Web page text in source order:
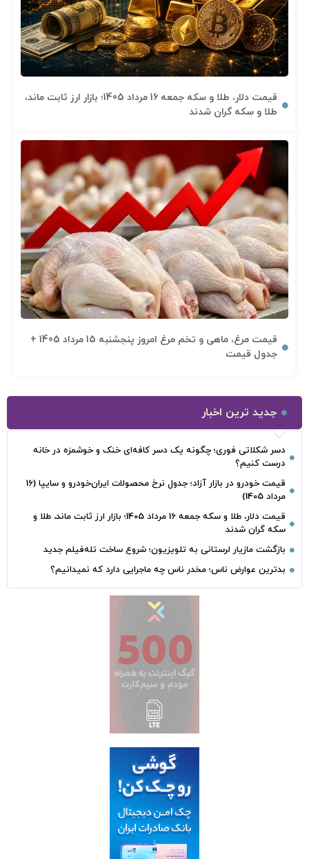
قیمت دلار، طلا و سکه جمعه 16 مرداد 1405؛ بازار ارز ثابت ماند،
طلا و سکه گران شدند
قیمت مرغ، ماهی و تخم مرغ امروز پنجشنبه 15 مرداد 1405 +
جدول قیمت
جدید ترین اخبار
دسر شکلاتی فوری؛ چگونه یک دسر کافه‌ای خنک و خوشمزه در خانه
درست کنیم؟
قیمت خودرو در بازار آزاد؛ جدول نرخ محصولات ایران‌خودرو و سایپا (16
مرداد 1405)
قیمت دلار، طلا و سکه جمعه 16 مرداد 1405؛ بازار ارز ثابت ماند، طلا و
سکه گران شدند
بازگشت مازیار لرستانی به تلویزیون؛ شروع ساخت تله‌فیلم جدید
بدترین عوارض ناس؛ مخدر ناس چه ماجرایی دارد که نمیدانیم؟